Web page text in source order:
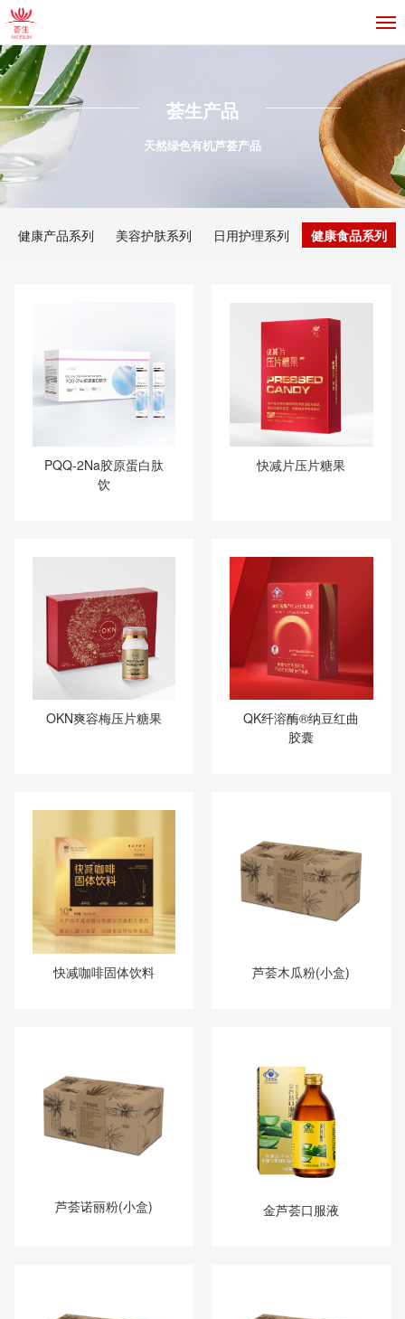
荟生产品
天然绿色有机芦荟产品
健康产品系列 美容护肤系列 日用护理系列 健康食品系列
PQQ-2Na胶原蛋白肽
饮
快减片压片糖果
OKN爽容梅压片糖果
QK纤溶酶®纳豆红曲
胶囊
快减咖啡固体饮料 芦荟木瓜粉(小盒)
芦荟诺丽粉(小盒) 金芦荟口服液